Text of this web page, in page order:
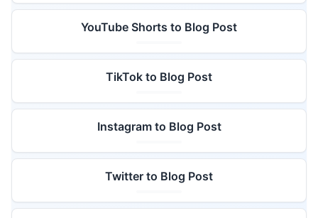
YouTube Shorts to Blog Post
TikTok to Blog Post
Instagram to Blog Post
Twitter to Blog Post